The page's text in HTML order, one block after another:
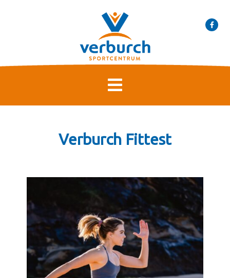
Verburch Fittest